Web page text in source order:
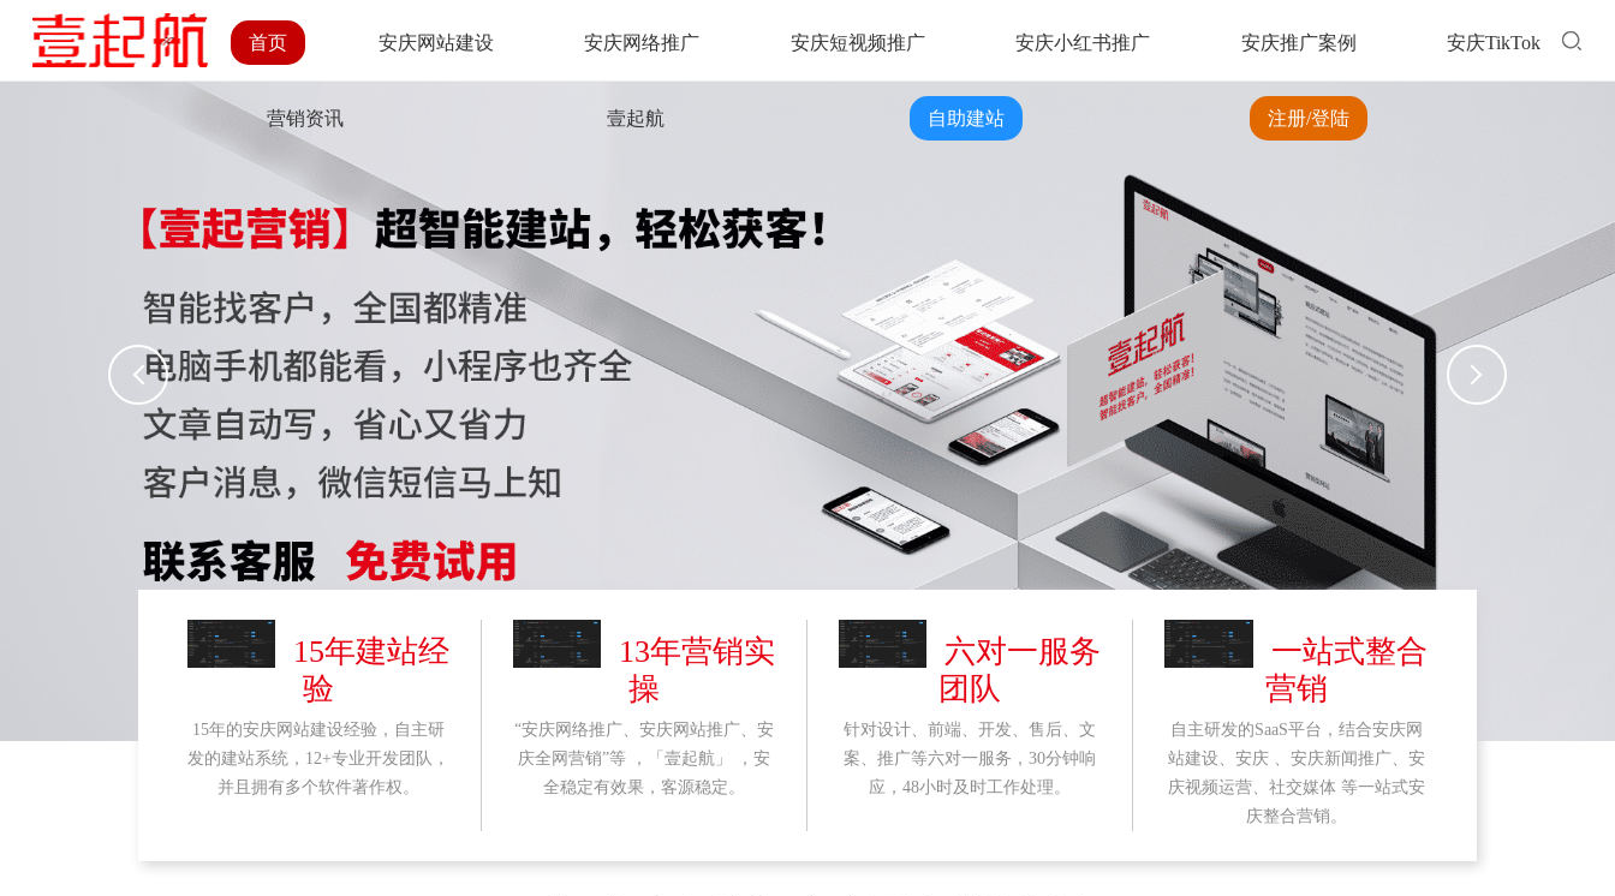
首页 安庆网站建设 安庆网络推广 安庆短视频推广 安庆小红书推广 安庆推广案例 安庆TikTok
营销资讯 壹起航 自助建站 注册/登陆
15年建站经
验
15年的安庆网站建设经验，自主研
发的建站系统，12+专业开发团队，
并且拥有多个软件著作权。
13年营销实
操
“安庆网络推广、安庆网站推广、安
庆全网营销”等 ，「壹起航」 ，安
全稳定有效果，客源稳定。
六对一服务
团队
针对设计、前端、开发、售后、文
案、推广等六对一服务，30分钟响
应，48小时及时工作处理。
一站式整合
营销
自主研发的SaaS平台，结合安庆网
站建设、安庆 、安庆新闻推广、安
庆视频运营、社交媒体 等一站式安
庆整合营销。